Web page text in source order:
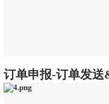
订单申报-订单发